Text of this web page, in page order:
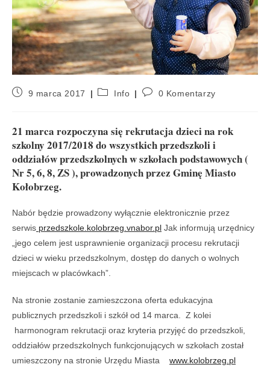
9 marca 2017 Info 0 Komentarzy
21 marca rozpoczyna się rekrutacja dzieci na rok
szkolny 2017/2018 do wszystkich przedszkoli i
oddziałów przedszkolnych w szkołach podstawowych (
Nr 5, 6, 8, ZS ), prowadzonych przez Gminę Miasto
Kołobrzeg.
Nabór będzie prowadzony wyłącznie elektronicznie przez
serwis przedszkole.kolobrzeg.vnabor.pl Jak informują urzędnicy
„jego celem jest usprawnienie organizacji procesu rekrutacji
dzieci w wieku przedszkolnym, dostęp do danych o wolnych
miejscach w placówkach”.
Na stronie zostanie zamieszczona oferta edukacyjna
publicznych przedszkoli i szkół od 14 marca. Z kolei
harmonogram rekrutacji oraz kryteria przyjęć do przedszkoli,
oddziałów przedszkolnych funkcjonujących w szkołach został
umieszczony na stronie Urzędu Miasta www.kolobrzeg.pl